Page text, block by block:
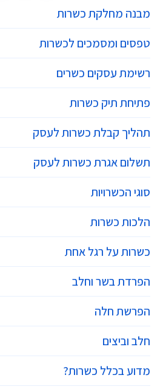
מבנה מחלקת כשרות
טפסים ומסמכים לכשרות
רשימת עסקים כשרים
פתיחת תיק כשרות
תהליך קבלת כשרות לעסק
תשלום אגרת כשרות לעסק
סוגי הכשרויות
הלכות כשרות
כשרות על רגל אחת
הפרדת בשר וחלב
הפרשת חלה
חלב וביצים
מדוע בכלל כשרות?